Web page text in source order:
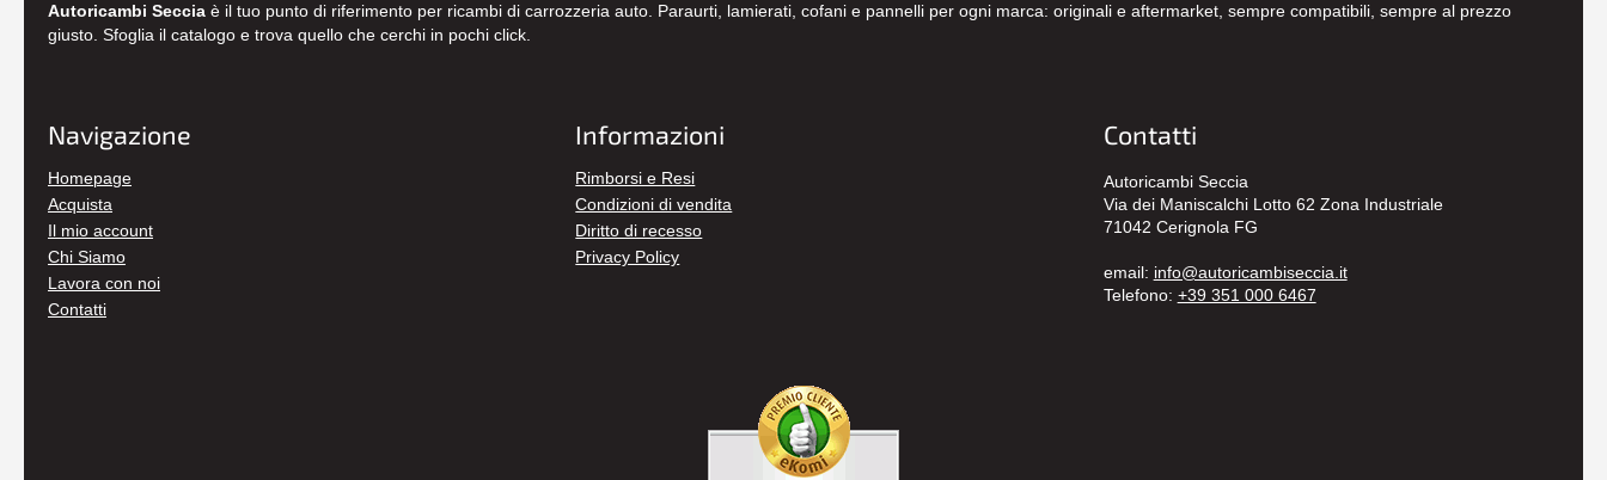
Autoricambi Seccia è il tuo punto di riferimento per ricambi di carrozzeria auto. Paraurti, lamierati, cofani e pannelli per ogni marca: originali e aftermarket, sempre compatibili, sempre al prezzo
giusto. Sfoglia il catalogo e trova quello che cerchi in pochi click.
Navigazione
Homepage
Acquista
Il mio account
Chi Siamo
Lavora con noi
Contatti
Informazioni
Rimborsi e Resi
Condizioni di vendita
Diritto di recesso
Privacy Policy
Contatti
Autoricambi Seccia
Via dei Maniscalchi Lotto 62 Zona Industriale
71042 Cerignola FG
email: info@autoricambiseccia.it
Telefono: +39 351 000 6467